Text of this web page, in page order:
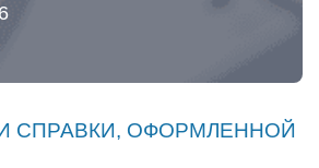
СПРАВКИ, ОФОРМЛЕННОЙ